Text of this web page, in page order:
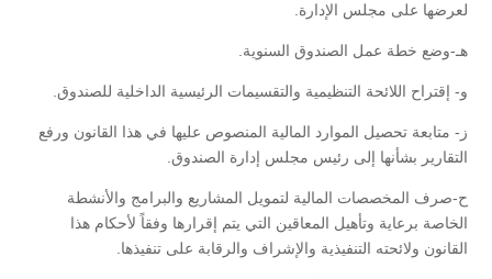
لعرضها على مجلس الإدارة.
هـ-وضع خطة عمل الصندوق السنوية.
و- إقتراح اللائحة التنظيمية والتقسيمات الرئيسية الداخلية للصندوق.
ز- متابعة تحصيل الموارد المالية المنصوص عليها في هذا القانون ورفع
التقارير بشأنها إلى رئيس مجلس إدارة الصندوق.
ح-صرف المخصصات المالية لتمويل المشاريع والبرامج والأنشطة
الخاصة برعاية وتأهيل المعاقين التي يتم إقرارها وفقاً لأحكام هذا
القانون ولائحته التنفيذية والإشراف والرقابة على تنفيذها.